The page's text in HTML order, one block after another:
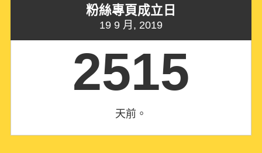
粉絲專頁成立日
19 9 月, 2019
2515
天前。